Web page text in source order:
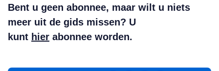
Bent u geen abonnee, maar wilt u niets
meer uit de gids missen? U
kunt hier abonnee worden.